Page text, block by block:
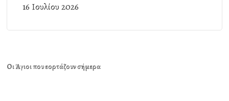
16 Ιουλίου 2026
Οι Άγιοι που εορτάζουν σήμερα